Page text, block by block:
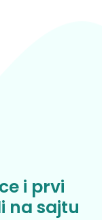
i prvi
na sajtu